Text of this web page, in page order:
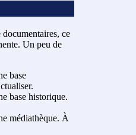
ce
Un peu de
base
base historique.
médiathèque. À